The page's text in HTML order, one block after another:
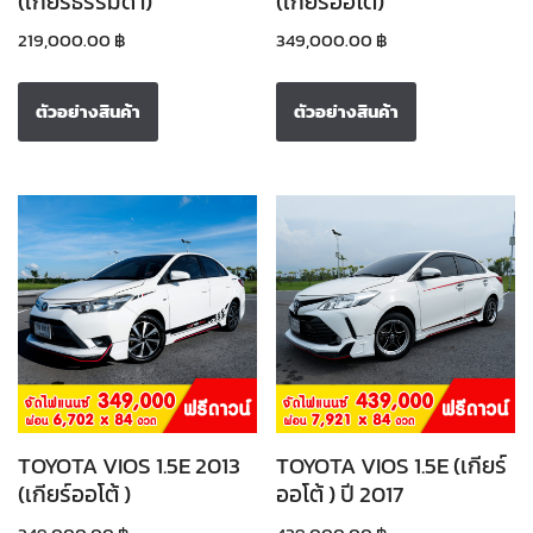
219,000.00 ฿
ตัวอย่างสินค้า
349,000.00 ฿
ตัวอย่างสินค้า
TOYOTA VIOS 1.5E 2013
(เกียร์ออโต้ )
TOYOTA VIOS 1.5E (เกียร์
ออโต้ ) ปี 2017